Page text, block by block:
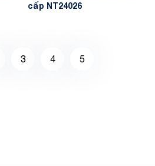
cấp NT24026
3 4 5